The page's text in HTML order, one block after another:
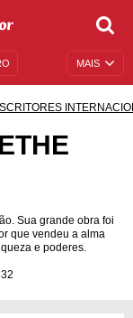
MAIS
Sua grande obra foi
que vendeu a alma
e poderes.